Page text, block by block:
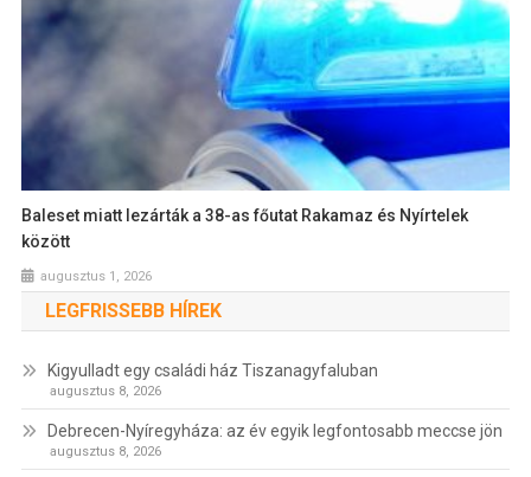
Baleset miatt lezárták a 38-as főutat Rakamaz és Nyírtelek
között
augusztus 1, 2026
LEGFRISSEBB HÍREK
Kigyulladt egy családi ház Tiszanagyfaluban
augusztus 8, 2026
Debrecen-Nyíregyháza: az év egyik legfontosabb meccse jön
augusztus 8, 2026